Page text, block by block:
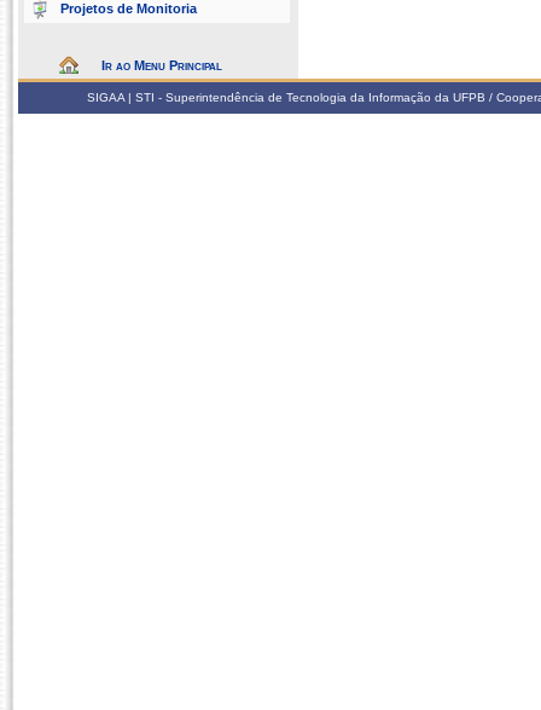
Projetos de Monitoria
Ir ao Menu Principal
SIGAA | STI - Superintendência de Tecnologia da Informação da UFPB /